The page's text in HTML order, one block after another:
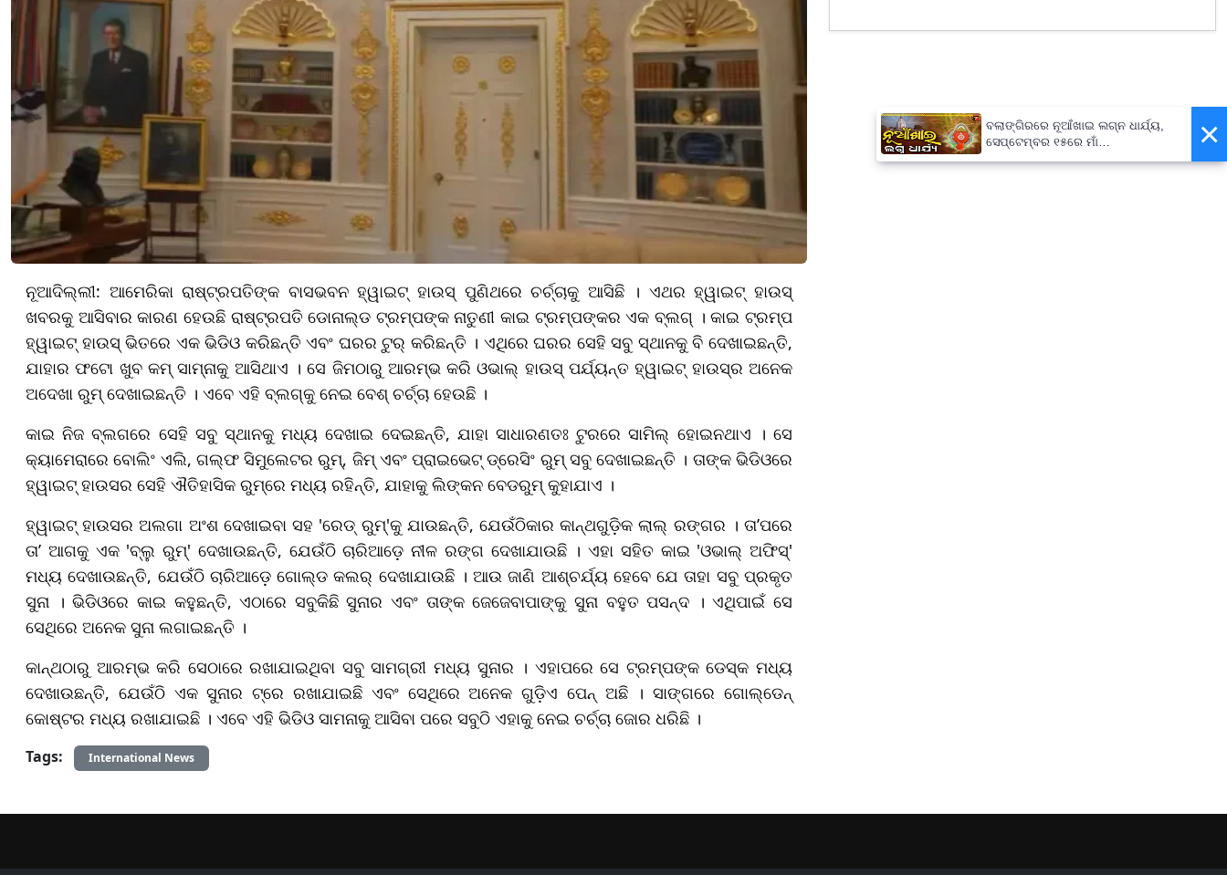
ନୂଆଦିଲ୍ଲୀ: ଆମେରିକା ରାଷ୍ଟ୍ରପତିଙ୍କ ବାସଭବନ ହ୍ୱାଇଟ୍ ହାଉସ୍ ପୁଣିଥରେ ଚର୍ଚ୍ଚାକୁ ଆସିଛି । ଏଥର ହ୍ୱାଇଟ୍ ହାଉସ୍
ଖବରକୁ ଆସିବାର କାରଣ ହେଉଛି ରାଷ୍ଟ୍ରପତି ଡୋନାଲ୍ଡ ଟ୍ରମ୍ପଙ୍କ ନାତୁଣୀ କାଇ ଟ୍ରମ୍ପଙ୍କର ଏକ ବ୍ଲଗ୍ । କାଇ ଟ୍ରମ୍ପ
ହ୍ୱାଇଟ୍ ହାଉସ୍ ଭିତରେ ଏକ ଭିଡିଓ କରିଛନ୍ତି ଏବଂ ଘରର ଟୁର୍ କରିଛନ୍ତି । ଏଥିରେ ଘରର ସେହି ସବୁ ସ୍ଥାନକୁ ବି ଦେଖାଇଛନ୍ତି,
ଯାହାର ଫଟୋ ଖୁବ କମ୍ ସାମ୍ନାକୁ ଆସିଥାଏ । ସେ ଜିମଠାରୁ ଆରମ୍ଭ କରି ଓଭାଲ୍ ହାଉସ୍ ପର୍ଯ୍ୟନ୍ତ ହ୍ୱାଇଟ୍ ହାଉସ୍‌ର ଅନେକ
ଅଦେଖା ରୁମ୍ ଦେଖାଇଛନ୍ତି । ଏବେ ଏହି ବ୍ଲଗ୍‌କୁ ନେଇ ବେଶ୍ ଚର୍ଚ୍ଚା ହେଉଛି ।
କାଇ ନିଜ ବ୍ଲଗରେ ସେହି ସବୁ ସ୍ଥାନକୁ ମଧ୍ୟ ଦେଖାଇ ଦେଇଛନ୍ତି, ଯାହା ସାଧାରଣତଃ ଟୁରରେ ସାମିଲ୍ ହୋଇନଥାଏ । ସେ
କ୍ୟାମେରାରେ ବୋଲିଂ ଏଲି, ଗଲ୍ଫ ସିମୁଲେଟର ରୁମ୍, ଜିମ୍ ଏବଂ ପ୍ରାଇଭେଟ୍ ଡ୍ରେସିଂ ରୁମ୍ ସବୁ ଦେଖାଇଛନ୍ତି । ତାଙ୍କ ଭିଡିଓରେ
ହ୍ୱାଇଟ୍ ହାଉସର ସେହି ଐତିହାସିକ ରୁମ୍‌ରେ ମଧ୍ୟ ରହିନ୍ତି, ଯାହାକୁ ଲିଙ୍କନ ବେଡରୁମ୍ କୁହାଯାଏ ।
ହ୍ୱାଇଟ୍ ହାଉସର ଅଲଗା ଅଂଶ ଦେଖାଇବା ସହ 'ରେଡ୍ ରୁମ୍'କୁ ଯାଉଛନ୍ତି, ଯେଉଁଠିକାର କାନ୍ଥଗୁଡ଼ିକ ଲାଲ୍ ରଙ୍ଗର । ତା’ପରେ
ତା’ ଆଗକୁ ଏକ 'ବ୍ଲୁ ରୁମ୍' ଦେଖାଉଛନ୍ତି, ଯେଉଁଠି ଚାରିଆଡ଼େ ନୀଳ ରଙ୍ଗ ଦେଖାଯାଉଛି । ଏହା ସହିତ କାଇ 'ଓଭାଲ୍ ଅଫିସ୍'
ମଧ୍ୟ ଦେଖାଉଛନ୍ତି, ଯେଉଁଠି ଚାରିଆଡ଼େ ଗୋଲ୍ଡ କଲର୍ ଦେଖାଯାଉଛି । ଆଉ ଜାଣି ଆଶ୍ଚର୍ଯ୍ୟ ହେବେ ଯେ ତାହା ସବୁ ପ୍ରକୃତ
ସୁନା । ଭିଡିଓରେ କାଇ କହୁଛନ୍ତି, ଏଠାରେ ସବୁକିଛି ସୁନାର ଏବଂ ତାଙ୍କ ଜେଜେବାପାଙ୍କୁ ସୁନା ବହୁତ ପସନ୍ଦ । ଏଥିପାଇଁ ସେ
ସେଥିରେ ଅନେକ ସୁନା ଲଗାଇଛନ୍ତି ।
କାନ୍ଥଠାରୁ ଆରମ୍ଭ କରି ସେଠାରେ ରଖାଯାଇଥିବା ସବୁ ସାମଗ୍ରୀ ମଧ୍ୟ ସୁନାର । ଏହାପରେ ସେ ଟ୍ରମ୍ପଙ୍କ ଡେସ୍କ ମଧ୍ୟ
ଦେଖାଉଛନ୍ତି, ଯେଉଁଠି ଏକ ସୁନାର ଟ୍ରେ ରଖାଯାଇଛି ଏବଂ ସେଥିରେ ଅନେକ ଗୁଡ଼ିଏ ପେନ୍ ଅଛି । ସାଙ୍ଗରେ ଗୋଲ୍ଡେନ୍
କୋଷ୍ଟର ମଧ୍ୟ ରଖାଯାଇଛି । ଏବେ ଏହି ଭିଡିଓ ସାମନାକୁ ଆସିବା ପରେ ସବୁଠି ଏହାକୁ ନେଇ ଚର୍ଚ୍ଚା ଜୋର ଧରିଛି ।
Tags: International News
×
ବଲାଙ୍ଗିରରେ ନୂଆଁଖାଇ ଲଗ୍ନ ଧାର୍ଯ୍ୟ,
ସେପ୍ଟେମ୍ବର ୧୫ରେ ମାଁ